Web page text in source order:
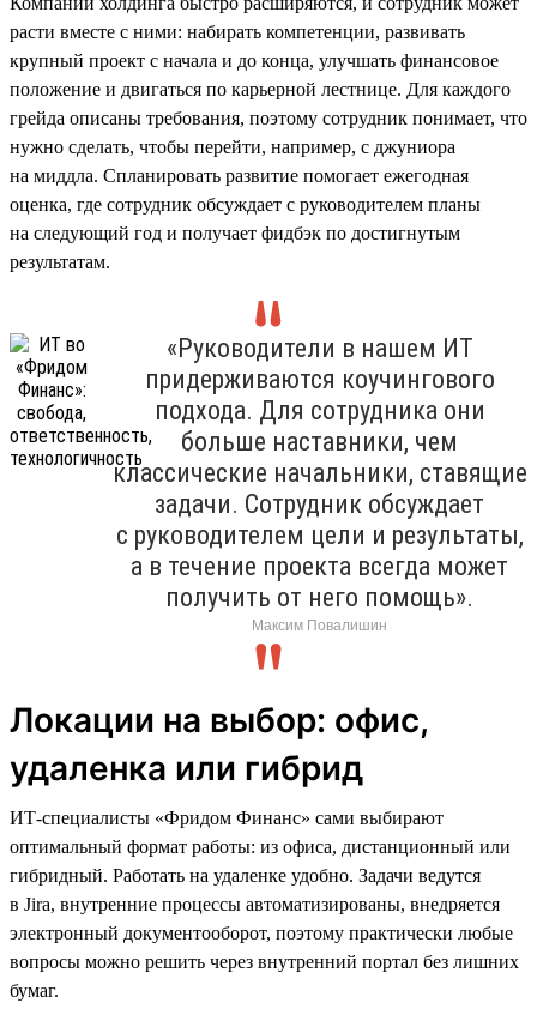
расти вместе с ними: набирать компетенции, развивать
крупный проект с начала и до конца, улучшать финансовое
положение и двигаться по карьерной лестнице. Для каждого
грейда описаны требования, поэтому сотрудник понимает, что
нужно сделать, чтобы перейти, например, с джуниора
на миддла. Спланировать развитие помогает ежегодная
оценка, где сотрудник обсуждает с руководителем планы
на следующий год и получает фидбэк по достигнутым
результатам.
«Руководители в нашем ИТ
придерживаются коучингового
подхода. Для сотрудника они
больше наставники, чем
классические начальники, ставящие
задачи. Сотрудник обсуждает
с руководителем цели и результаты,
а в течение проекта всегда может
получить от него помощь».
Максим Повалишин
Локации на выбор: офис,
удаленка или гибрид
ИТ-специалисты «Фридом Финанс» сами выбирают
оптимальный формат работы: из офиса, дистанционный или
гибридный. Работать на удаленке удобно. Задачи ведутся
в Jira, внутренние процессы автоматизированы, внедряется
электронный документооборот, поэтому практически любые
вопросы можно решить через внутренний портал без лишних
бумаг.